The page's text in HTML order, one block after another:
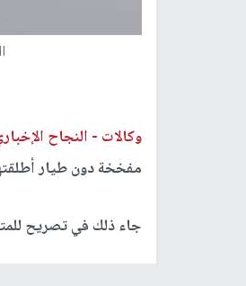
وكالات - النجاح
مفخخة دون طيار
جاء ذلك في تصريح